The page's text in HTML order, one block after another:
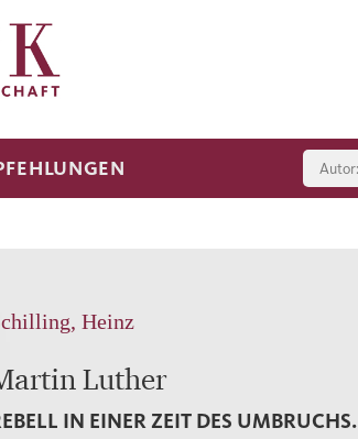
Heinz
Luther
IN EINER ZEIT DES UMBRUCHS.